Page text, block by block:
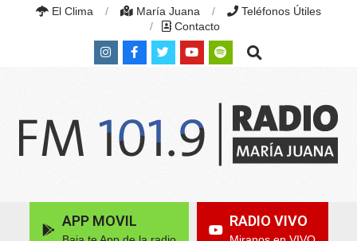
El Clima María Juana
Teléfonos Útiles
Contacto
Search
JUANA
Navigation APP MOVIL RADIO VIVO